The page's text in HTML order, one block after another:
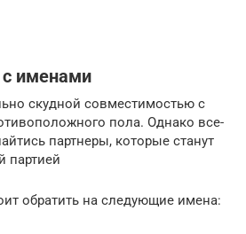
именами
скудной совместимостью с
пола. Однако все-
партнеры, которые станут
партией
обратить на следующие имена: